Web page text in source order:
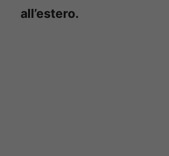
all’estero.